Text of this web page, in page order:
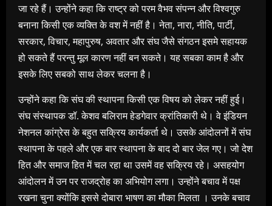
जा रहे हैं। उन्होंने कहा कि राष्ट्र को परम वैभव संपन्न और विश्वगुरु
बनाना किसी एक व्यक्ति के वश में नहीं है। नेता, नारा, नीति, पार्टी,
सरकार, विचार, महापुरुष, अवतार और संघ जैसे संगठन इसमे सहायक
हो सकते हैं परन्तु मूल कारण नहीं बन सकते। यह सबका काम है और
इसके लिए सबको साथ लेकर चलना है।
उन्होंने कहा कि संघ की स्थापना किसी एक विषय को लेकर नहीं हुई।
संघ संस्थापक डॉ. केशव बलिराम हेडगेवार क्रांतिकारी थे। वे इंडियन
नेशनल कांग्रेस के बहुत सक्रिय कार्यकर्ता थे। उसके आंदोलनों में संघ
स्थापना के पहले और एक बार स्थापना के बाद दो बार जेल गए। जो देश
हित और समाज हित में चल रहा था उसमें वह सक्रिय रहे। असहयोग
आंदोलन में उन पर राजद्रोह का अभियोग लगा। उन्होंने बचाव में पक्ष
रखना चुना क्योंकि इससे दोबारा भाषण का मौका मिलता । उनके बचाव